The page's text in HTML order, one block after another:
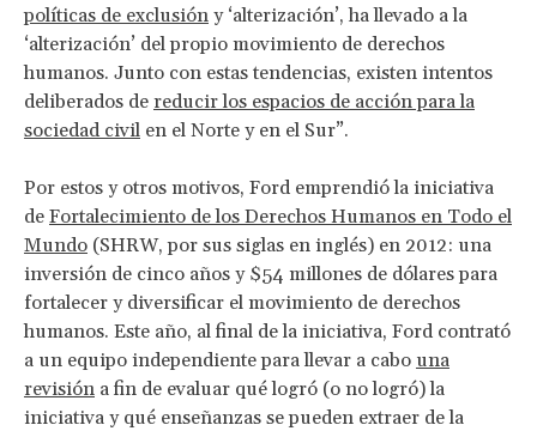
políticas de exclusión y ‘alterización’, ha llevado a la
‘alterización’ del propio movimiento de derechos
humanos. Junto con estas tendencias, existen intentos
deliberados de reducir los espacios de acción para la
sociedad civil en el Norte y en el Sur”.
Por estos y otros motivos, Ford emprendió la iniciativa
de Fortalecimiento de los Derechos Humanos en Todo el
Mundo (SHRW, por sus siglas en inglés) en 2012: una
inversión de cinco años y $54 millones de dólares para
fortalecer y diversificar el movimiento de derechos
humanos. Este año, al final de la iniciativa, Ford contrató
a un equipo independiente para llevar a cabo una
revisión a fin de evaluar qué logró (o no logró) la
iniciativa y qué enseñanzas se pueden extraer de la